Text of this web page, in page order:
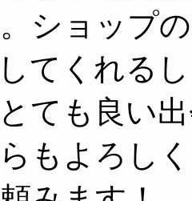
ショップ
てくれる
ても良い
もよろし